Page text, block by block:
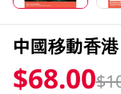
中國移動香
$68.00